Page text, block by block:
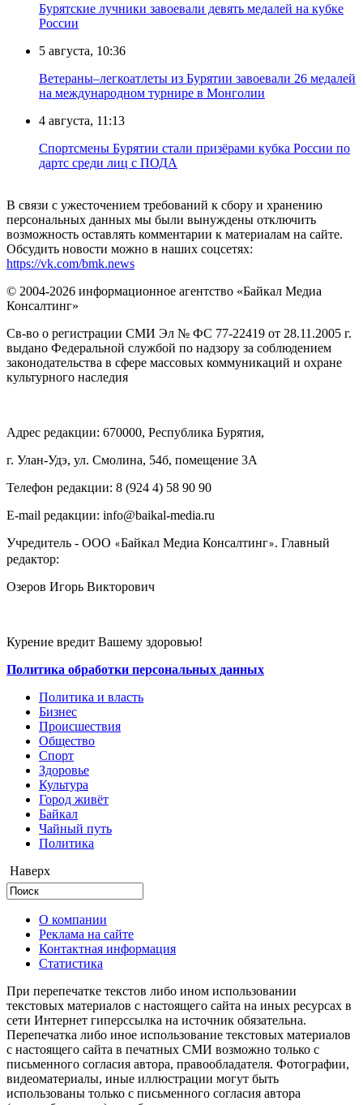
Бурятские лучники завоевали девять медалей на кубке
России
5 августа, 10:36
Ветераны–легкоатлеты из Бурятии завоевали 26 медалей
на международном турнире в Монголии
4 августа, 11:13
Спортсмены Бурятии стали призёрами кубка России по
дартс среди лиц с ПОДА
В связи с ужесточением требований к сбору и хранению
персональных данных мы были вынуждены отключить
возможность оставлять комментарии к материалам на сайте.
Обсудить новости можно в наших соцсетях:
https://vk.com/bmk.news
© 2004-2026 информационное агентство «Байкал Медиа
Консалтинг»
Св-во о регистрации СМИ Эл № ФС 77-22419 от 28.11.2005 г.
выдано Федеральной службой по надзору за соблюдением
законодательства в сфере массовых коммуникаций и охране
культурного наследия
Адрес редакции: 670000, Республика Бурятия,
г. Улан-Удэ, ул. Смолина, 54б, помещение 3А
Телефон редакции: ‎‎8 (924 4) 58 90 90
E-mail редакции: info@baikal-media.ru
Учредитель - ООО «Байкал Медиа Консалтинг». Главный
редактор:
Озеров Игорь Викторович
Курение вредит Вашему здоровью!
Политика обработки персональных данных
Политика и власть
Бизнес
Происшествия
Общество
Cпорт
Здоровье
Культура
Город живёт
Байкал
Чайный путь
Политика
Наверх
О компании
Реклама на сайте
Контактная информация
Статистика
При перепечатке текстов либо ином использовании
текстовых материалов с настоящего сайта на иных ресурсах в
сети Интернет гиперссылка на источник обязательна.
Перепечатка либо иное использование текстовых материалов
с настоящего сайта в печатных СМИ возможно только с
письменного согласия автора, правообладателя. Фотографии,
видеоматериалы, иные иллюстрации могут быть
использованы только с письменного согласия автора